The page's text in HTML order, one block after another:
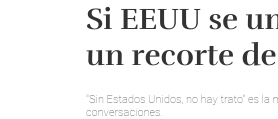
Si EEUU se
un recorte
"Sin Estados Unidos, no hay trato" es
conversaciones.